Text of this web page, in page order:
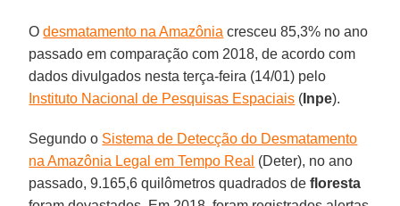
Odesmatamento na Amazônia cresceu 85,3% no ano
passado em comparação com 2018, de acordo com
dados divulgados nesta terça-feira (14/01) pelo
Instituto Nacional de Pesquisas Espaciais ( Inpe).
Segundo o Sistema de Detecção do Desmatamento
na Amazônia Legal em Tempo Real (Deter), no ano
passado, 9.165,6 quilômetros quadrados defloresta